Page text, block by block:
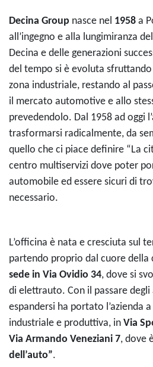
Decina Group nasce nel 1958 a
all’ingegno e alla lungimiranza
Decina e delle generazioni
del tempo si è evoluta
zona industriale, restando al
il mercato automotive e allo
prevedendolo. Dal 1958 ad oggi
trasformarsi radicalmente, da
quello che ci piace definire “La
centro multiservizi dove poter
automobile ed essere sicuri di
necessario.
L’officina è nata e cresciuta sul
partendo proprio dal cuore della
sede in Via Ovidio 34, dove si
di elettrauto. Con il passare degli
espandersi ha portato l’azienda
industriale e produttiva, in Via
Via Armando Veneziani 7, dove
dell’auto”.